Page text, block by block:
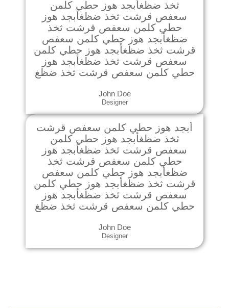
ثخذ ضظغأبجد هوز حطي كلمن
سعفص قرشت ثخذ ضظغأبجد هوز
حطي كلمن سعفص قرشت ثخذ
ضظغأبجد هوز حطي كلمن سعفص
قرشت ثخذ ضظغأبجد هوز حطي كلمن
سعفص قرشت ثخذ ضظغأبجد هوز
حطي كلمن سعفص قرشت ثخذ ضظغ
John Doe
Designer
أبجد هوز حطي كلمن سعفص قرشت
ثخذ ضظغأبجد هوز حطي كلمن
سعفص قرشت ثخذ ضظغأبجد هوز
حطي كلمن سعفص قرشت ثخذ
ضظغأبجد هوز حطي كلمن سعفص
قرشت ثخذ ضظغأبجد هوز حطي كلمن
سعفص قرشت ثخذ ضظغأبجد هوز
حطي كلمن سعفص قرشت ثخذ ضظغ
John Doe
Designer